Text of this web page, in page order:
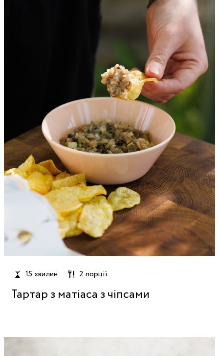
15 хвилин 2 порції
Тартар з матіаса з чіпсами